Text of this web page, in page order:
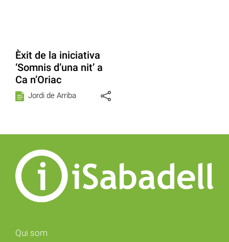
Èxit de la iniciativa
‘Somnis d’una nit’ a
Ca n’Oriac
Jordi de Arriba
Qui som